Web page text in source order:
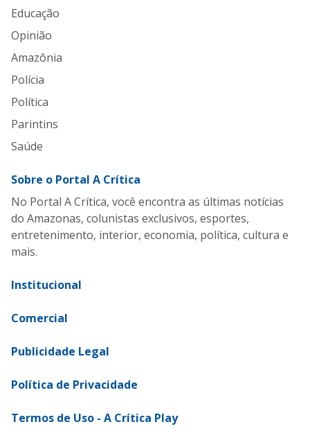
Educação
Opinião
Amazônia
Polícia
Política
Parintins
Saúde
Sobre o Portal A Crítica
No Portal A Crítica, você encontra as últimas notícias
do Amazonas, colunistas exclusivos, esportes,
entretenimento, interior, economia, política, cultura e
mais.
Institucional
Comercial
Publicidade Legal
Política de Privacidade
Termos de Uso - A Crítica Play